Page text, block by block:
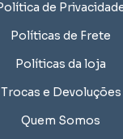
de
Políticas de Frete
Políticas da loja
Trocas e Devoluções
Quem Somos